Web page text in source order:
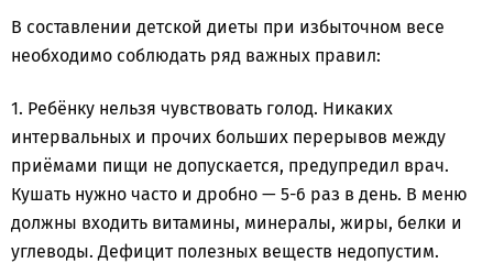
В составлении детской диеты при избыточном весе
необходимо соблюдать ряд важных правил:
1. Ребёнку нельзя чувствовать голод. Никаких
интервальных и прочих больших перерывов между
приёмами пищи не допускается, предупредил врач.
Кушать нужно часто и дробно — 5-6 раз в день. В меню
должны входить витамины, минералы, жиры, белки и
углеводы. Дефицит полезных веществ недопустим.